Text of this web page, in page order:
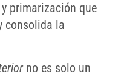
primarización que
consolida la
no es solo un